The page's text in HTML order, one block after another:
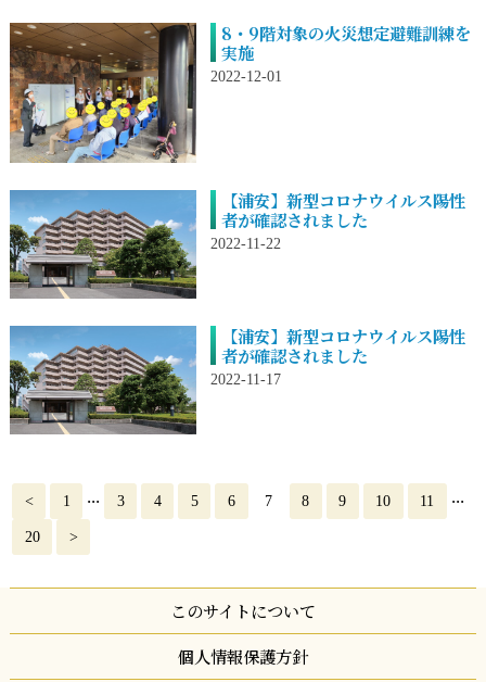
8・9階対象の火災想定避難訓練を
実施
2022-12-01
【浦安】新型コロナウイルス陽性
者が確認されました
2022-11-22
【浦安】新型コロナウイルス陽性
者が確認されました
2022-11-17
< 1 ... 3 4 5 6 7 8 9 10 11 ...
20 >
このサイトについて
個人情報保護方針